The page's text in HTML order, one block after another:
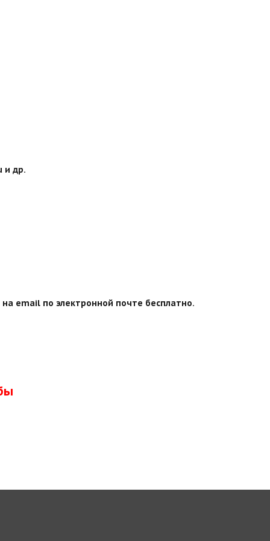
и др.
email по электронной почте бесплатно.